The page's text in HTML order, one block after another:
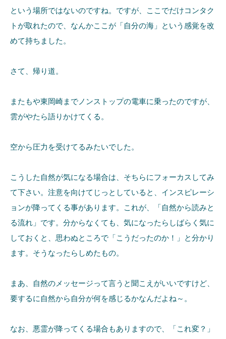
という場所ではないのですね。ですが、ここでだけコンタク
トが取れたので、なんかここが「自分の海」という感覚を改
めて持ちました。
さて、帰り道。
またもや東岡崎までノンストップの電車に乗ったのですが、
雲がやたら語りかけてくる。
空から圧力を受けてるみたいでした。
こうした自然が気になる場合は、そちらにフォーカスしてみ
て下さい。注意を向けてじっとしていると、インスピレーシ
ョンが降ってくる事があります。これが、「自然から読みと
る流れ」です。分からなくても、気になったらしばらく気に
しておくと、思わぬところで「こうだったのか！」と分かり
ます。そうなったらしめたもの。
まあ、自然のメッセージって言うと聞こえがいいですけど、
要するに自然から自分が何を感じるかなんだよね～。
なお、悪霊が降ってくる場合もありますので、「これ変？」